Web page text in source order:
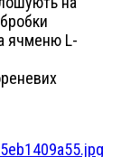
ячменю L-